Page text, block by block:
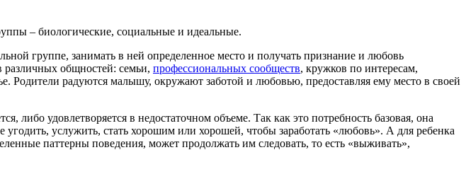
– биологические, социальные и идеальные.
группе, занимать в ней определенное место и получать признание и любовь
различных общностей: семьи, профессиональных сообществ, кружков по интересам,
Родители радуются малышу, окружают заботой и любовью, предоставляя ему место в своей
либо удовлетворяется в недостаточном объеме. Так как это потребность базовая, она
услужить, стать хорошим или хорошей, чтобы заработать «любовь». А для ребенка
паттерны поведения, может продолжать им следовать, то есть «выживать»,